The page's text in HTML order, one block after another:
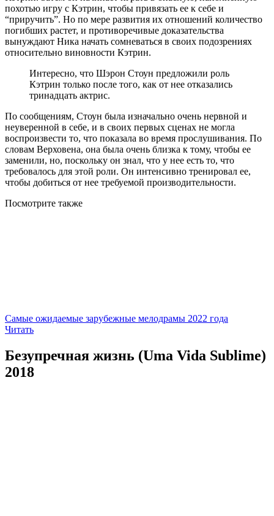
похотью игру с Кэтрин, чтобы привязать ее к себе и
“приручить”. Но по мере развития их отношений количество
погибших растет, и противоречивые доказательства
вынуждают Ника начать сомневаться в своих подозрениях
относительно виновности Кэтрин.
Интересно, что Шэрон Стоун предложили роль
Кэтрин только после того, как от нее отказались
тринадцать актрис.
По сообщениям, Стоун была изначально очень нервной и
неуверенной в себе, и в своих первых сценах не могла
воспроизвести то, что показала во время прослушивания. По
словам Верховена, она была очень близка к тому, чтобы ее
заменили, но, поскольку он знал, что у нее есть то, что
требовалось для этой роли. Он интенсивно тренировал ее,
чтобы добиться от нее требуемой производительности.
Посмотрите также
Самые ожидаемые зарубежные мелодрамы 2022 года
Читать
Безупречная жизнь (Uma Vida Sublime)
2018